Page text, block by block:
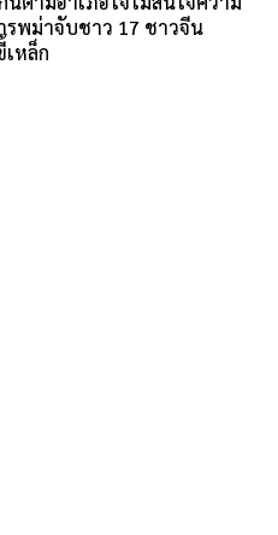
รพม่าจับชาว 17 ชาวจีน
หล็ก